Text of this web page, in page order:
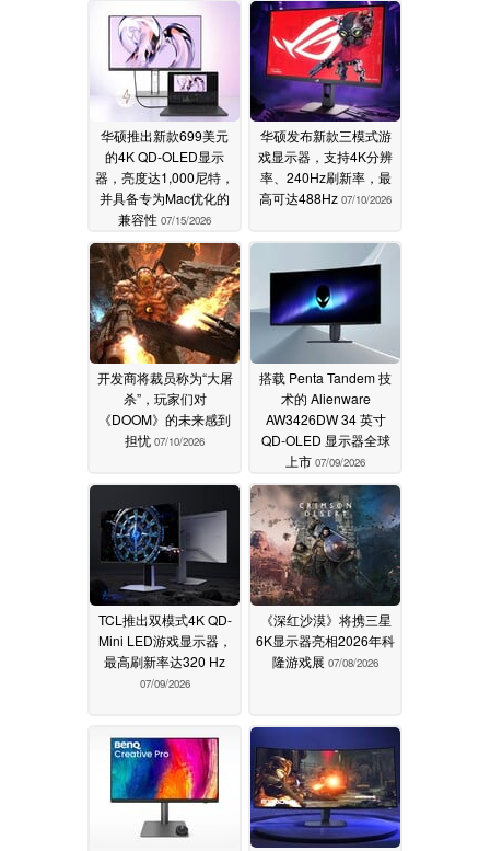
华硕推出新款699美元
的4K QD-OLED显示
器，亮度达1,000尼特，
并具备专为Mac优化的
兼容性 07/15/2026
华硕发布新款三模式游
戏显示器，支持4K分辨
率、240Hz刷新率，最
高可达488Hz 07/10/2026
开发商将裁员称为“大屠
杀”，玩家们对
《DOOM》的未来感到
担忧 07/10/2026
搭载 Penta Tandem 技
术的 Alienware
AW3426DW 34 英寸
QD-OLED 显示器全球
上市 07/09/2026
TCL推出双模式4K QD-
Mini LED游戏显示器，
最高刷新率达320 Hz
07/09/2026
《深红沙漠》将携三星
6K显示器亮相2026年科
隆游戏展 07/08/2026